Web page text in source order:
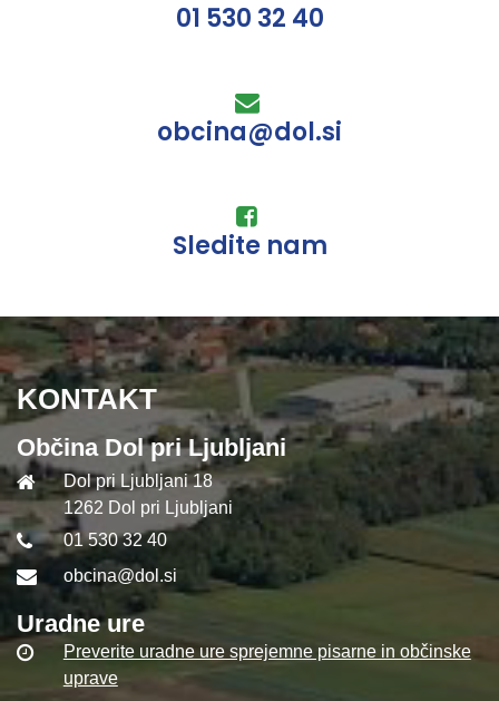
01 530 32 40
obcina@dol.si
Sledite nam
KONTAKT
Občina Dol pri Ljubljani
Dol pri Ljubljani 18
1262 Dol pri Ljubljani
01 530 32 40
obcina@dol.si
Uradne ure
Preverite uradne ure sprejemne pisarne in občinske
uprave